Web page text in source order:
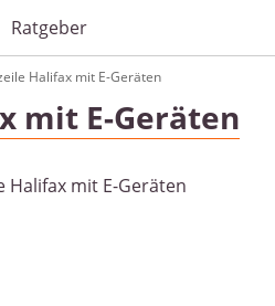
Ratgeber
Halifax mit E-Geräten
mit E-Geräten